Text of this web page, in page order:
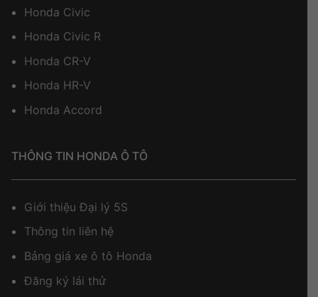
Honda Civic
Honda Civic R
Honda CR-V
Honda HR-V
Honda Accord
THÔNG TIN HONDA Ô TÔ
Giới thiệu Đại lý 5S
Thông tin liên hệ
Bảng giá xe ô tô Honda
Đăng ký lái thử